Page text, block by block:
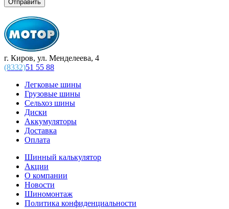
г. Киров, ул. Менделеева, 4
(8332)51 55 88
Легковые шины
Грузовые шины
Сельхоз шины
Диски
Аккумуляторы
Доставка
Оплата
Шинный калькулятор
Акции
О компании
Новости
Шиномонтаж
Политика конфиденциальности